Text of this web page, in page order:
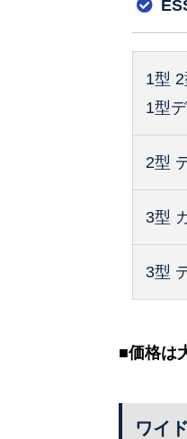
1型
1型
2型
3型
3型
■価格は
ワイ